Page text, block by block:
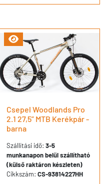
Csepel Woodlands Pro
2.1 27,5” MTB Kerékpár -
barna
Szállítási idő: 3-5
munkanapon belül szállítható
(külső raktáron készleten)
Cikkszám: CS-93814227HH